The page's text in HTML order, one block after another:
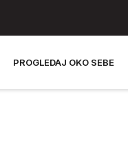
PROGLEDAJ OKO SEBE